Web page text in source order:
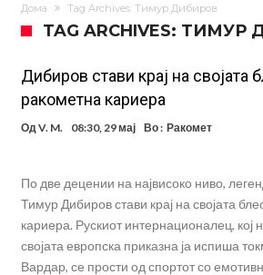
Атлетико?!
Инфантино имал љубовница: Испливаа
информации, добивала пари од УЕФА
Ромеро се согласи на условите со
Арсенал со 138 милиони евра тргнува
Мурињо воведува строга дисциплина
трите нови правила
Неочекувана „бомба“ од Англија:
Англиски репрезентативец обвинет за
оди на суд!
Дилеми повеќе нема: Познато е кога
Дома Tag Archives: Тимур Дибиров
TAG ARCHIVES:
Дибиров стави крај на својата
ракометна кариера
Од V. M. 08:30, 29 мај Во : Ракомет
По две децении на највисоко ниво,
Тимур Дибиров стави крај на својата
кариера. Рускиот интернационалец, кој
својата европска приказна ја испиша
Вардар, се прости од спортот со